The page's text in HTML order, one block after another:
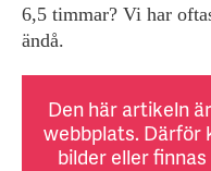
6,5 timmar? Vi har
ändå.
Den här artikeln
webbplats. Därför
bilder eller